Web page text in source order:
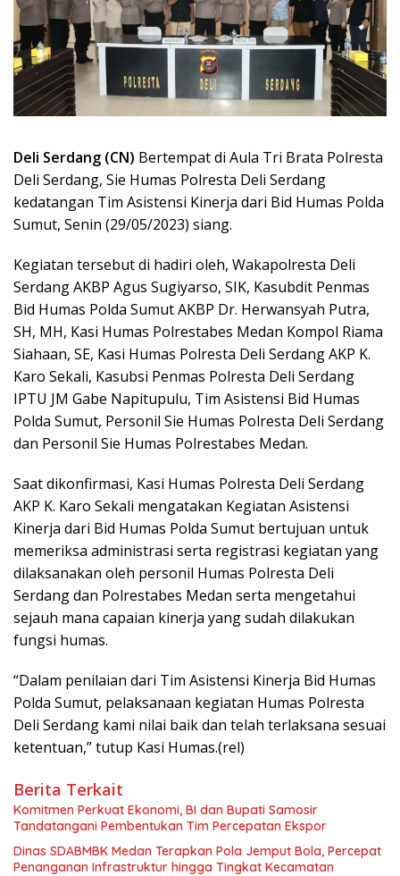
Deli Serdang (CN) Bertempat di Aula Tri Brata Polresta
Deli Serdang, Sie Humas Polresta Deli Serdang
kedatangan Tim Asistensi Kinerja dari Bid Humas Polda
Sumut, Senin (29/05/2023) siang.
Kegiatan tersebut di hadiri oleh, Wakapolresta Deli
Serdang AKBP Agus Sugiyarso, SIK, Kasubdit Penmas
Bid Humas Polda Sumut AKBP Dr. Herwansyah Putra,
SH, MH, Kasi Humas Polrestabes Medan Kompol Riama
Siahaan, SE, Kasi Humas Polresta Deli Serdang AKP K.
Karo Sekali, Kasubsi Penmas Polresta Deli Serdang
IPTU JM Gabe Napitupulu, Tim Asistensi Bid Humas
Polda Sumut, Personil Sie Humas Polresta Deli Serdang
dan Personil Sie Humas Polrestabes Medan.
Saat dikonfirmasi, Kasi Humas Polresta Deli Serdang
AKP K. Karo Sekali mengatakan Kegiatan Asistensi
Kinerja dari Bid Humas Polda Sumut bertujuan untuk
memeriksa administrasi serta registrasi kegiatan yang
dilaksanakan oleh personil Humas Polresta Deli
Serdang dan Polrestabes Medan serta mengetahui
sejauh mana capaian kinerja yang sudah dilakukan
fungsi humas.
“Dalam penilaian dari Tim Asistensi Kinerja Bid Humas
Polda Sumut, pelaksanaan kegiatan Humas Polresta
Deli Serdang kami nilai baik dan telah terlaksana sesuai
ketentuan,” tutup Kasi Humas.(rel)
Berita Terkait
Komitmen Perkuat Ekonomi, BI dan Bupati Samosir
Tandatangani Pembentukan Tim Percepatan Ekspor
Dinas SDABMBK Medan Terapkan Pola Jemput Bola, Percepat
Penanganan Infrastruktur hingga Tingkat Kecamatan